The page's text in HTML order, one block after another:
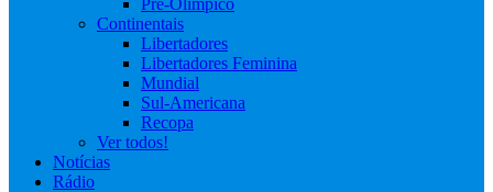
Continentais
Libertadores
Libertadores Feminina
Mundial
Sul-Americana
Recopa
Ver todos!
Notícias
Rádio